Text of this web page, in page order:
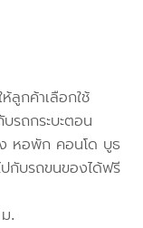
ลูกค้าเลือกใช้
รถกระบะตอน
หอพัก คอนโด บูธ
กับรถขนของได้ฟรี
.